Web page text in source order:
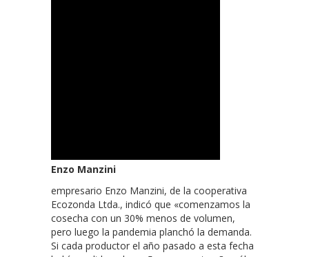
Enzo Manzini
empresario Enzo Manzini, de la cooperativa
Ecozonda Ltda., indicó que «comenzamos la
cosecha con un 30% menos de volumen,
pero luego la pandemia planchó la demanda.
Si cada productor el año pasado a esta fecha